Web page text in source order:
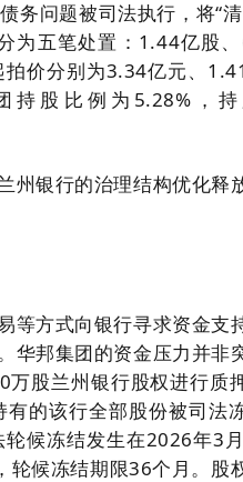
务问题被司法执行，将“清
为五笔处置：1.44亿股
价分别为3.34亿元、1.41
持股比例为5.28%，
州银行的治理结构优化释
等方式向银行寻求资金支
华邦集团的资金压力并非
股兰州银行股权进行质
的该行全部股份被司法
候冻结发生在2026年3
候冻结期限36个月。股